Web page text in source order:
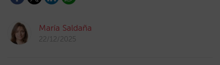
María Saldaña
22/12/2025